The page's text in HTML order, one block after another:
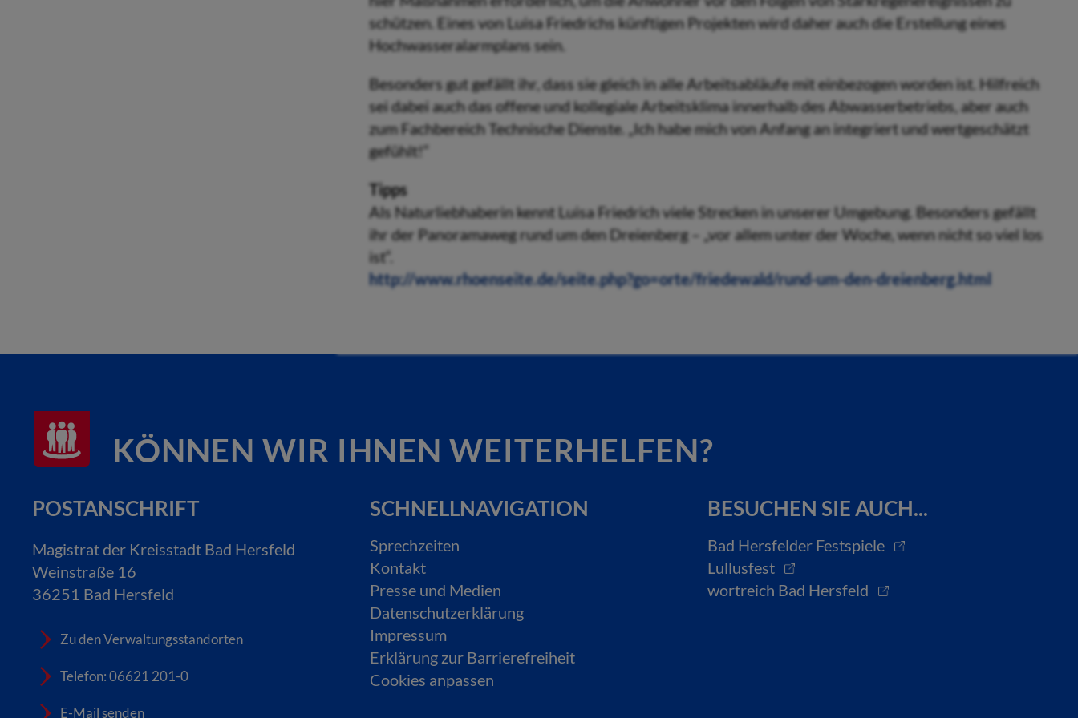
schützen. Eines von Luisa Friedrichs künftigen Projekten wird daher auch die Erstellung eines
Hochwasseralarmplans sein.
Besonders gut gefällt ihr, dass sie gleich in alle Arbeitsabläufe mit einbezogen worden ist. Hilfreich
sei dabei auch das offene und kollegiale Arbeitsklima innerhalb des Abwasserbetriebs, aber auch
zum Fachbereich Technische Dienste. „Ich habe mich von Anfang an integriert und wertgeschätzt
gefühlt!“
Tipps
Als Naturliebhaberin kennt Luisa Friedrich viele Strecken in unserer Umgebung. Besonders gefällt
ihr der Panoramaweg rund um den Dreienberg – „vor allem unter der Woche, wenn nicht so viel los
ist“.
http://www.rhoenseite.de/seite.php?go=orte/friedewald/rund-um-den-dreienberg.html
KÖNNEN WIR IHNEN WEITERHELFEN?
POSTANSCHRIFT
Magistrat der Kreisstadt Bad Hersfeld
Weinstraße 16
36251 Bad Hersfeld
Zu den Verwaltungsstandorten
Telefon: 06621 201-0
E-Mail senden
SCHNELLNAVIGATION
Sprechzeiten
Kontakt
Presse und Medien
Datenschutzerklärung
Impressum
Erklärung zur Barrierefreiheit
Cookies anpassen
BESUCHEN SIE AUCH...
Bad Hersfelder Festspiele
Lullusfest
wortreich Bad Hersfeld